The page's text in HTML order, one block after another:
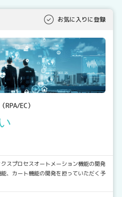
お気に入りに登録
EC）
スプロセスオートメーション機能の開発
、カート機能の開発を担っていただく予